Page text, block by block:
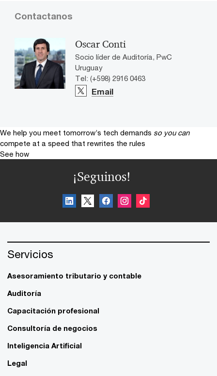
Contactanos
Oscar Conti
Socio líder de Auditoría, PwC
Uruguay
Tel: (+598) 2916 0463
Email
We help you meet tomorrow’s tech demands so you can
compete at a speed that rewrites the rules
See how
¡Seguinos!
Servicios
Asesoramiento tributario y contable
Auditoría
Capacitación profesional
Consultoría de negocios
Inteligencia Artificial
Legal